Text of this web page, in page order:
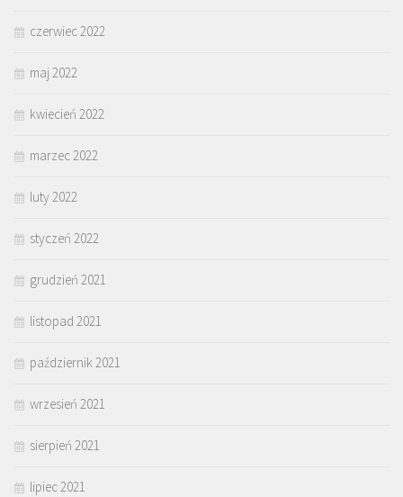
czerwiec 2022
maj 2022
kwiecień 2022
marzec 2022
luty 2022
styczeń 2022
grudzień 2021
listopad 2021
październik 2021
wrzesień 2021
sierpień 2021
lipiec 2021